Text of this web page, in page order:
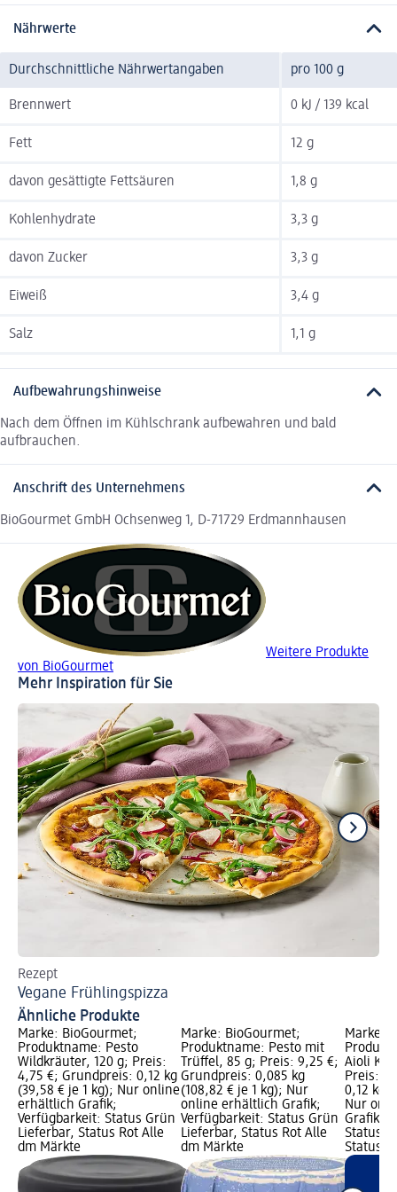
Nährwerte
Durchschnittliche Nährwertangaben pro 100 g
Brennwert 0 kJ / 139 kcal
Fett 12 g
davon gesättigte Fettsäuren 1,8 g
Kohlenhydrate 3,3 g
davon Zucker 3,3 g
Eiweiß 3,4 g
Salz 1,1 g
Aufbewahrungshinweise
Nach dem Öffnen im Kühlschrank aufbewahren und bald
aufbrauchen.
Anschrift des Unternehmens
BioGourmet GmbH Ochsenweg 1, D-71729 Erdmannhausen
Weitere Produkte
von BioGourmet
Mehr Inspiration für Sie
Rezept
Vegane Frühlingspizza
Ähnliche Produkte
Marke: BioGourmet;
Produktname: Pesto
Wildkräuter, 120 g; Preis:
4,75 €; Grundpreis: 0,12 kg
(39,58 € je 1 kg); Nur online
erhältlich Grafik;
Verfügbarkeit: Status Grün
Lieferbar, Status Rot Alle
dm Märkte
Marke: BioGourmet;
Produktname: Pesto mit
Trüffel, 85 g; Preis: 9,25 €;
Grundpreis: 0,085 kg
(108,82 € je 1 kg); Nur
online erhältlich Grafik;
Verfügbarkeit: Status Grün
Lieferbar, Status Rot Alle
dm Märkte
Marke:
Aioli
Preis:
0,12 kg
Nur
Grafik;
Status
Status